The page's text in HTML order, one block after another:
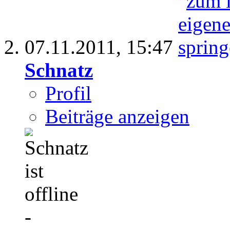
07.11.2011, 15:47
Schnatz
Profil
Beiträge anzeigen
-